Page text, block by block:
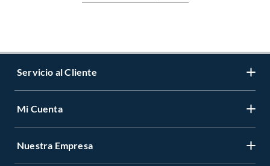
Servicio al Cliente
Contáctanos
Mi Cuenta
Registrate
Nuestra Empresa